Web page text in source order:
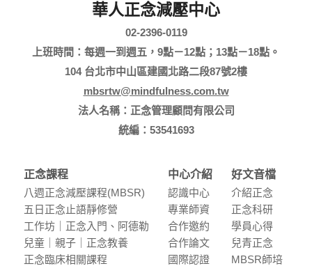
華人正念減壓中心
02-2396-0119
上班時間：每週一到週五，9點－12點；13點－18點。
104 台北市中山區建國北路二段87號2樓
mbsrtw@mindfulness.com.tw
法人名稱：正念管理顧問有限公司
統編：53541693
正念課程
八週正念減壓課程(MBSR)
五⽇正念⽌語靜修營
⼯作坊｜正念入門、阿德勒
兒童｜親⼦｜正念教養
正念臨床相關課程
中心介紹
認識中⼼
專業師資
合作邀約
合作論⽂
國際認證
好文音檔
介紹正念
正念科研
學員⼼得
兒青正念
MBSR師培